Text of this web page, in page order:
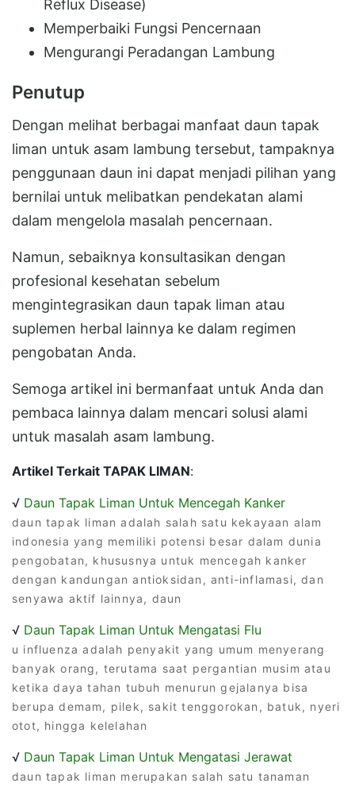
Reflux Disease)
Memperbaiki Fungsi Pencernaan
Mengurangi Peradangan Lambung
Penutup
Dengan melihat berbagai manfaat daun tapak
liman untuk asam lambung tersebut, tampaknya
penggunaan daun ini dapat menjadi pilihan yang
bernilai untuk melibatkan pendekatan alami
dalam mengelola masalah pencernaan.
Namun, sebaiknya konsultasikan dengan
profesional kesehatan sebelum
mengintegrasikan daun tapak liman atau
suplemen herbal lainnya ke dalam regimen
pengobatan Anda.
Semoga artikel ini bermanfaat untuk Anda dan
pembaca lainnya dalam mencari solusi alami
untuk masalah asam lambung.
Artikel Terkait TAPAK LIMAN:
√ Daun Tapak Liman Untuk Mencegah Kanker
daun tapak liman adalah salah satu kekayaan alam
indonesia yang memiliki potensi besar dalam dunia
pengobatan, khususnya untuk mencegah kanker
dengan kandungan antioksidan, anti-inflamasi, dan
senyawa aktif lainnya, daun
√ Daun Tapak Liman Untuk Mengatasi Flu
u influenza adalah penyakit yang umum menyerang
banyak orang, terutama saat pergantian musim atau
ketika daya tahan tubuh menurun gejalanya bisa
berupa demam, pilek, sakit tenggorokan, batuk, nyeri
otot, hingga kelelahan
√ Daun Tapak Liman Untuk Mengatasi Jerawat
daun tapak liman merupakan salah satu tanaman